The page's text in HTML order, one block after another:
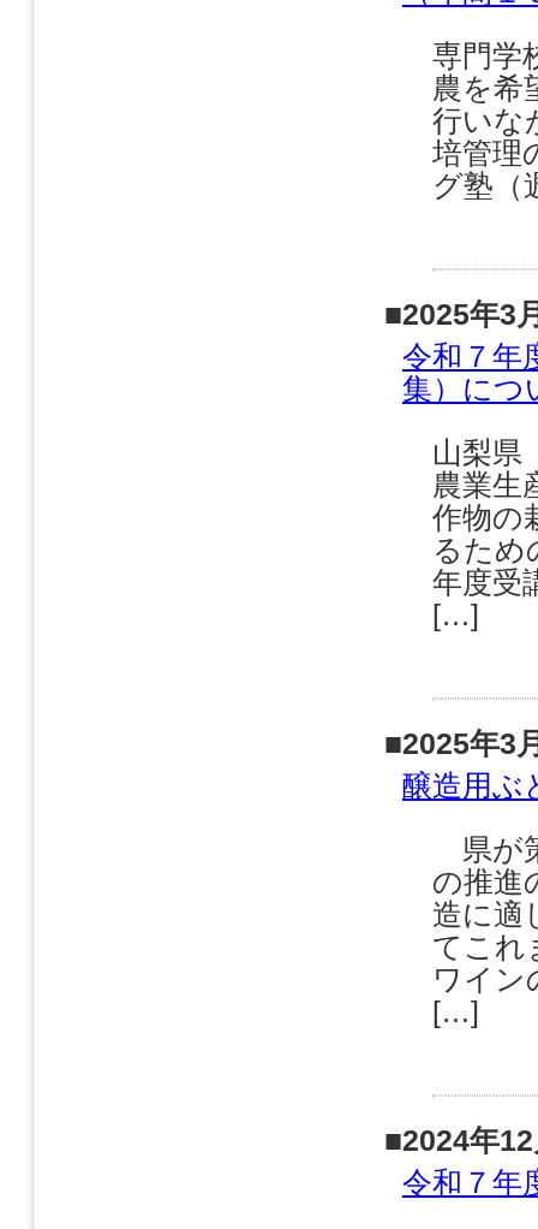
専門学
農を希
行いな
培管理
グ塾（
■2025年3
令和７年
集）につ
山梨県
農業生
作物の
るため
年度受
[…]
■2025年3
醸造用ぶ
県が
の推進
造に適
てこれ
ワイン
[…]
■2024年
令和７年